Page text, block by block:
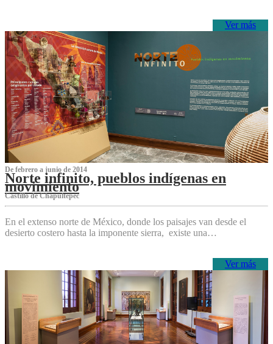
Ver más
De febrero a junio de 2014
Norte infinito, pueblos indígenas en
movimiento
Castillo de Chapultepec
En el extenso norte de México, donde los paisajes van desde el
desierto costero hasta la imponente sierra, existe una…
Ver más